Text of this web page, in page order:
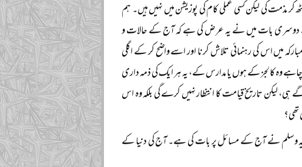
مذمت کی لیکن کسی عملی کام کی پوزیشن میں نہیں ہیں۔ ہم
لیے دوسری بات میں نے یہ عرض کی ہے کہ آج کے حالات و
میں اس کی رہنمائی تلاش کرنا اور اسے واضح کر کے اگلی
وہ کالجز کے ہوں یا مدارس کے، یہ ہر ایک کی ذمہ داری
لیکن تاریخ قیامت کا انتظار نہیں کرے گی بلکہ وہ اس
وسلم نے آج کے مسائل پر بات کی ہے۔ آج کی دنیا کے